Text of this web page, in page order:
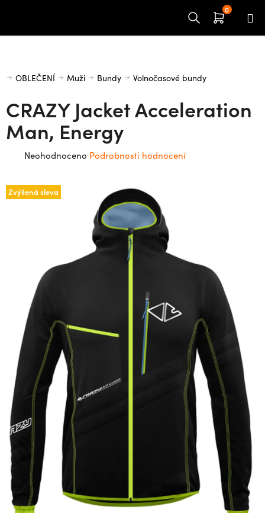
Domů
OBLEČENÍ Muži Bundy Volnočasové bundy
CRAZY Jacket Acceleration
Man, Energy
Průměrné
produktu
je
Neohodnoceno Podrobnosti hodnocení
Zvýšená sleva